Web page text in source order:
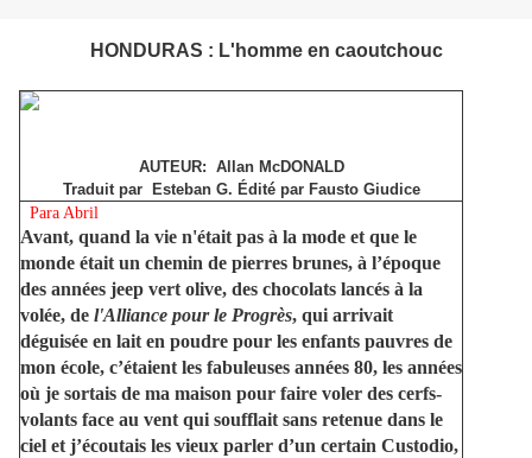
HONDURAS : L'homme en caoutchouc
AUTEUR: Allan McDONALD
Traduit par Esteban G. Édité par Fausto Giudice
Para Abril
Avant, quand la vie n'était pas à la mode et que le
monde était un chemin de pierres brunes, à l’époque
des années jeep vert olive, des chocolats lancés à la
volée, de l'Alliance pour le Progrès, qui arrivait
déguisée en lait en poudre pour les enfants pauvres de
mon école, c’étaient les fabuleuses années 80, les années
où je sortais de ma maison pour faire voler des cerfs-
volants face au vent qui soufflait sans retenue dans le
ciel et j’écoutais les vieux parler d’un certain Custodio,